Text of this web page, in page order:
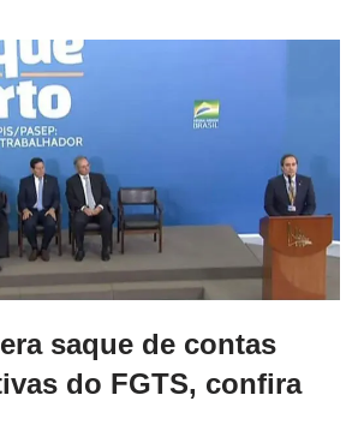
saque de contas
do FGTS, confira